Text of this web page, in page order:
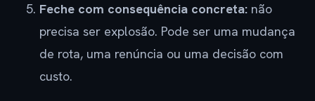
Feche com consequência concreta: não
precisa ser explosão. Pode ser uma mudança
de rota, uma renúncia ou uma decisão com
custo.